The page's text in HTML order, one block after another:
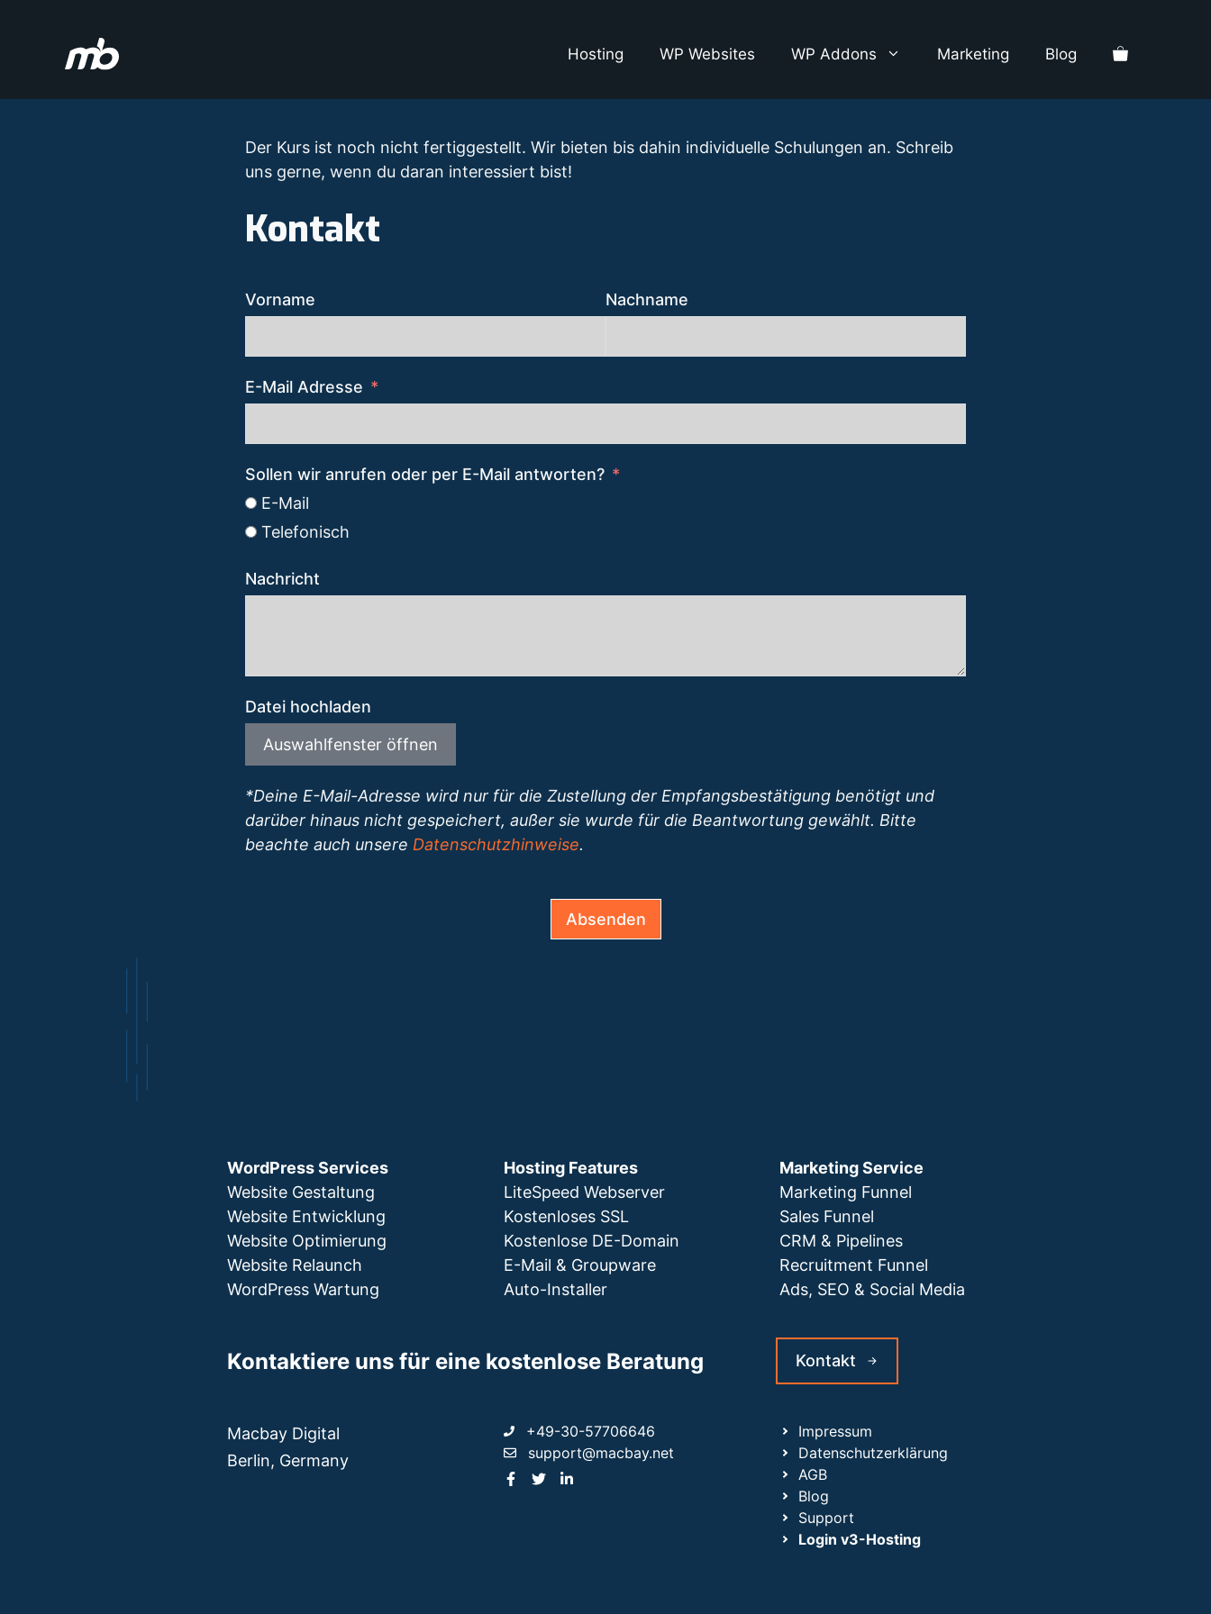
Hosting WP Websites WP Addons Marketing Blog
Der Kurs ist noch nicht fertiggestellt. Wir bieten bis dahin individuelle Schulungen an. Schreib
uns gerne, wenn du daran interessiert bist!
Kontakt
Vorname Nachname
E-Mail Adresse
Sollen wir anrufen oder per E-Mail antworten?
E-Mail
Telefonisch
Nachricht
Datei hochladen
Auswahlfenster öffnen
*Deine E-Mail-Adresse wird nur für die Zustellung der Empfangsbestätigung benötigt und
darüber hinaus nicht gespeichert, außer sie wurde für die Beantwortung gewählt. Bitte
beachte auch unsere Datenschutzhinweise.
Absenden
i
v
e
:
WordPress Services
Website Gestaltung
Website Entwicklung
Website Optimierung
Website Relaunch
WordPress Wartung
Hosting Features
LiteSpeed Webserver
Kostenloses SSL
Kostenlose DE-Domain
E-Mail & Groupware
Auto-Installer
Marketing Service
Marketing Funnel
Sales Funnel
CRM & Pipelines
Recruitment Funnel
Ads, SEO & Social Media
Kontaktiere uns für eine kostenlose Beratung Kontakt
Macbay Digital
Berlin, Germany
+49-30-57706646
support@macbay.net
Impressum
Datenschutzerklärung
AGB
Blog
Support
Login v3-Hosting